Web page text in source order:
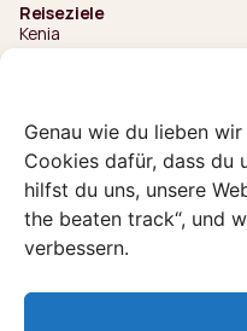
Genau wie du lieben
Cookies dafür, dass du
hilfst du uns, unsere
the beaten track“, und
verbessern.
Reiseziele
Kenia
Ruanda
Südafrika
Namibia